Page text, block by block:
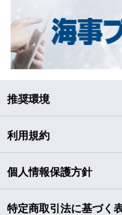
推奨環境
利用規約
個人情報保護方針
特定商取引法に基づく